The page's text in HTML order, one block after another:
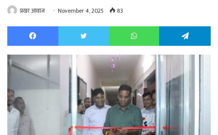
प्रखर आवाज November 4, 2025 83
Facebook Twitter WhatsApp